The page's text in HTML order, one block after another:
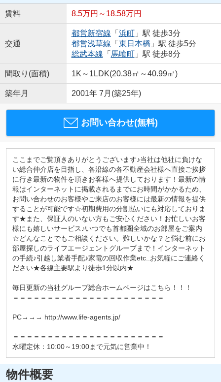
賃料 8.5万円～18.58万円
交通
都営新宿線 「 浜町」駅 徒歩3分
都営浅草線 「 東日本橋 」駅 徒歩5分
総武本線 「 馬喰町」駅 徒歩8分
間取り(面積) 1K～1LDK(20.38㎡～40.99㎡)
築年月 2001年 7月(築25年)
お問い合わせ(無料)
ここまでご覧頂きありがとうございます♪当社は他社に負けな
い総合仲介店を目指し、各沿線の各不動産会社様へ直接ご挨拶
に行き最新の物件を頂きお客様へ提供しております！最新の情
報はインターネットに掲載されるまでにお時間がかかるため、
お問い合わせのお客様やご来店のお客様には最新の情報を提供
することが可能です☆初期費用の分割払いにも対応しておりま
す★また、保証人のいない方もご安心ください！お忙しいお客
様にも嬉しいサービス♪いつでも首都圏全域のお部屋をご案内
☆どんなことでもご相談ください。難しいかな？と悩む前にお
部屋探しのライフエージェントグループまで！インターネット
の手続♪引越し業者手配♪家電の回収作業etc..お気軽にご連絡く
ださい★各線主要駅より徒歩1分以内★
毎日更新の当社グループ総合ホームページはこちら！！！
＝＝＝＝＝＝＝＝＝＝＝＝＝＝＝＝＝＝＝＝＝＝
PC→→→ http://www.life-agents.jp/
＝＝＝＝＝＝＝＝＝＝＝＝＝＝＝＝＝＝＝＝＝＝
水曜定休：10:00～19:00まで元気に営業中！
物件概要